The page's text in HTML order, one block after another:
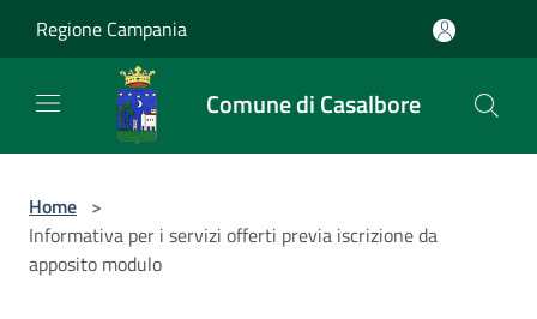
Regione Campania
Comune di Casalbore
Home >
Informativa per i servizi offerti previa iscrizione da
apposito modulo